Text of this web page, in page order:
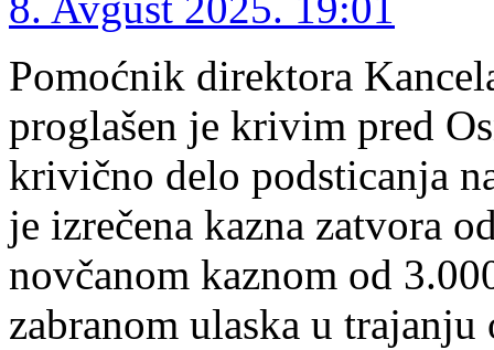
Pomoćnik direktora
proglašen je krivim pred
krivično delo podsticanja
je izrečena kazna zatvora
novčanom kaznom od
zabranom ulaska u